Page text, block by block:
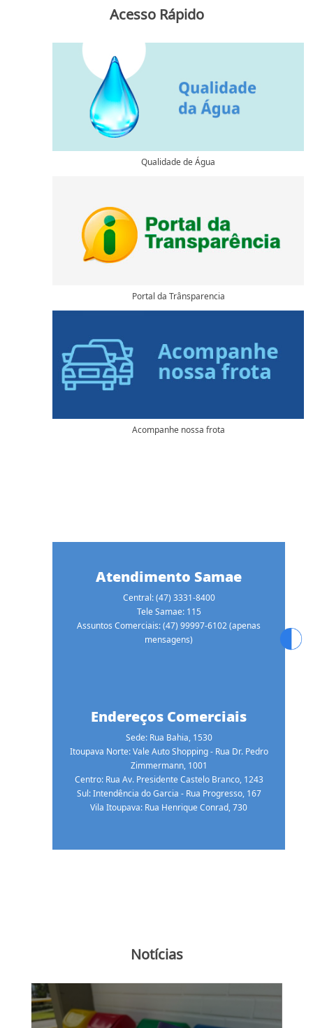
Acesso Rápido
Qualidade de Água
Portal da Trânsparencia
Acompanhe nossa frota
Atendimento Samae
Central: (47) 3331-8400
Tele Samae: 115
Assuntos Comerciais: (47) 99997-6102 (apenas
mensagens)
Endereços Comerciais
Sede: Rua Bahia, 1530
Itoupava Norte: Vale Auto Shopping - Rua Dr. Pedro
Zimmermann, 1001
Centro: Rua Av. Presidente Castelo Branco, 1243
Sul: Intendência do Garcia - Rua Progresso, 167
Vila Itoupava: Rua Henrique Conrad, 730
Notícias